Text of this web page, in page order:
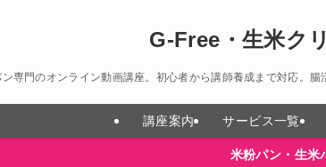
G-Free・生米ク
専門のオンライン動画講座。初心者から講師養成まで対応。
講座案内 サービス一覧
米粉パン・生米